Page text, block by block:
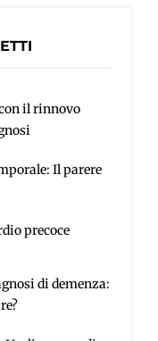
il rinnovo
Il parere
precoce
di demenza: